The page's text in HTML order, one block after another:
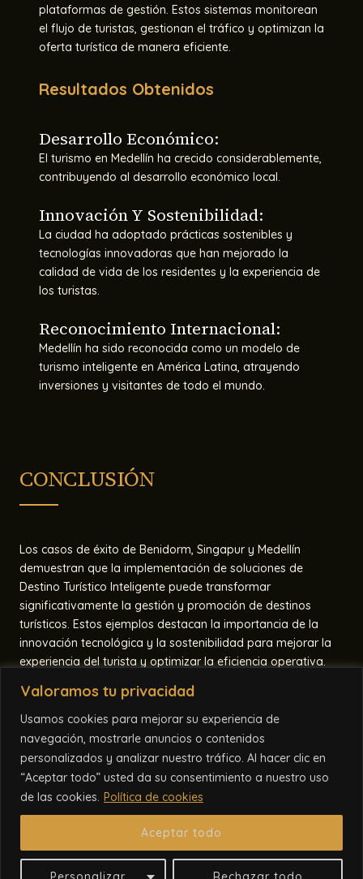
Valoramos tu privacidad
Usamos cookies para mejorar su experiencia de
navegación, mostrarle anuncios o contenidos
personalizados y analizar nuestro tráfico. Al hacer clic en
“Aceptar todo” usted da su consentimiento a nuestro uso
de las cookies. Política de cookies
Aceptar todo
plataformas de gestión. Estos sistemas monitorean
el flujo de turistas, gestionan el tráfico y optimizan la
oferta turística de manera eficiente​.
Resultados Obtenidos
Desarrollo Económico:
El turismo en Medellín ha crecido considerablemente,
contribuyendo al desarrollo económico local.
Innovación Y Sostenibilidad:
La ciudad ha adoptado prácticas sostenibles y
tecnologías innovadoras que han mejorado la
calidad de vida de los residentes y la experiencia de
los turistas.
Reconocimiento Internacional:
Medellín ha sido reconocida como un modelo de
turismo inteligente en América Latina, atrayendo
inversiones y visitantes de todo el mundo.
CONCLUSIÓN
Los casos de éxito de Benidorm, Singapur y Medellín
demuestran que la implementación de soluciones de
Destino Turístico Inteligente puede transformar
significativamente la gestión y promoción de destinos
turísticos. Estos ejemplos destacan la importancia de la
innovación tecnológica y la sostenibilidad para mejorar la
experiencia del turista y optimizar la eficiencia operativa.
Para más información sobre cómo implementar estas
tecnologías en tu destino turístico, visitabi-taktica.com/dti/
ANTERIOR
© 2026 Todos los derechos reservados. Desarrollado por